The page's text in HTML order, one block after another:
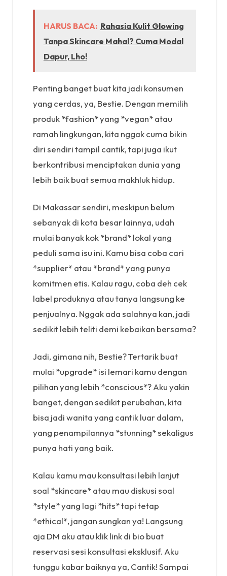
HARUS BACA: Rahasia Kulit Glowing
Tanpa Skincare Mahal? Cuma Modal
Dapur, Lho!
Penting banget buat kita jadi konsumen
yang cerdas, ya, Bestie. Dengan memilih
produk *fashion* yang *vegan* atau
ramah lingkungan, kita nggak cuma bikin
diri sendiri tampil cantik, tapi juga ikut
berkontribusi menciptakan dunia yang
lebih baik buat semua makhluk hidup.
Di Makassar sendiri, meskipun belum
sebanyak di kota besar lainnya, udah
mulai banyak kok *brand* lokal yang
peduli sama isu ini. Kamu bisa coba cari
*supplier* atau *brand* yang punya
komitmen etis. Kalau ragu, coba deh cek
label produknya atau tanya langsung ke
penjualnya. Nggak ada salahnya kan, jadi
sedikit lebih teliti demi kebaikan bersama?
Jadi, gimana nih, Bestie? Tertarik buat
mulai *upgrade* isi lemari kamu dengan
pilihan yang lebih *conscious*? Aku yakin
banget, dengan sedikit perubahan, kita
bisa jadi wanita yang cantik luar dalam,
yang penampilannya *stunning* sekaligus
punya hati yang baik.
Kalau kamu mau konsultasi lebih lanjut
soal *skincare* atau mau diskusi soal
*style* yang lagi *hits* tapi tetap
*ethical*, jangan sungkan ya! Langsung
aja DM aku atau klik link di bio buat
reservasi sesi konsultasi eksklusif. Aku
tunggu kabar baiknya ya, Cantik! Sampai